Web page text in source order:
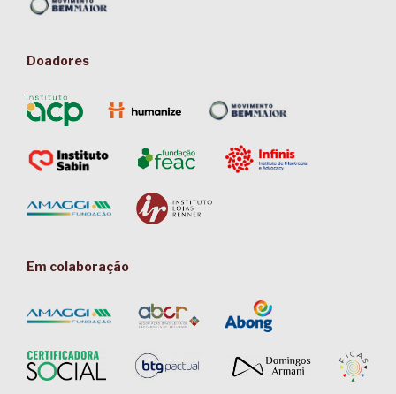
Doadores
Em colaboração